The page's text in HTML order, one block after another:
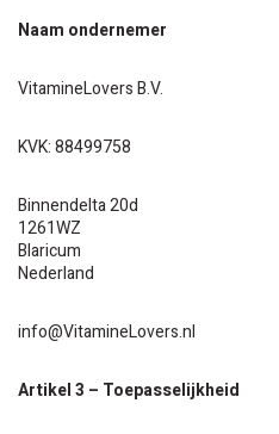
Naam ondernemer
VitamineLovers B.V.
KVK:88499758
Binnendelta 20d
1261WZ
Blaricum
Nederland
info@VitamineLovers.nl
Artikel 3 – Toepasselijkheid